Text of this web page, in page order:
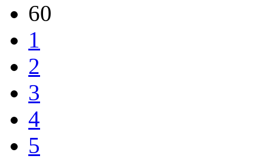
60
1
2
3
4
5